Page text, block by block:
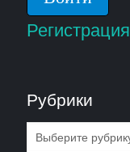
Регистрация
Рубрики
Рубрики